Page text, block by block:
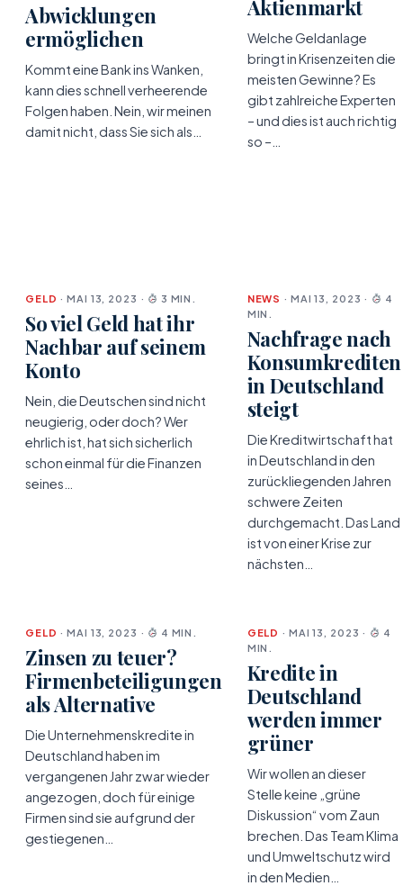
Abwicklungen
ermöglichen
Kommt eine Bank ins Wanken,
kann dies schnell verheerende
Folgen haben. Nein, wir meinen
damit nicht, dass Sie sich als…
Aktienmarkt
Welche Geldanlage
bringt in Krisenzeiten die
meisten Gewinne? Es
gibt zahlreiche Experten
– und dies ist auch richtig
so –…
GELD · MAI 13, 2023 · 3 MIN.
So viel Geld hat ihr
Nachbar auf seinem
Konto
Nein, die Deutschen sind nicht
neugierig, oder doch? Wer
ehrlich ist, hat sich sicherlich
schon einmal für die Finanzen
seines…
NEWS · MAI 13, 2023 ·
4
MIN.
Nachfrage nach
Konsumkrediten
in Deutschland
steigt
Die Kreditwirtschaft hat
in Deutschland in den
zurückliegenden Jahren
schwere Zeiten
durchgemacht. Das Land
ist von einer Krise zur
nächsten…
GELD · MAI 13, 2023 · 4 MIN.
Zinsen zu teuer?
Firmenbeteiligungen
als Alternative
Die Unternehmenskredite in
Deutschland haben im
vergangenen Jahr zwar wieder
angezogen, doch für einige
Firmen sind sie aufgrund der
gestiegenen…
GELD · MAI 13, 2023 ·
4
MIN.
Kredite in
Deutschland
werden immer
grüner
Wir wollen an dieser
Stelle keine „grüne
Diskussion“ vom Zaun
brechen. Das Team Klima
und Umweltschutz wird
in den Medien…